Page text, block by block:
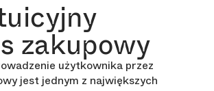
zakupowy
użytkownika przez
jest jednym z największych